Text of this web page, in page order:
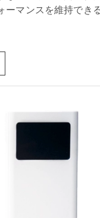
ーマンスを維持でき